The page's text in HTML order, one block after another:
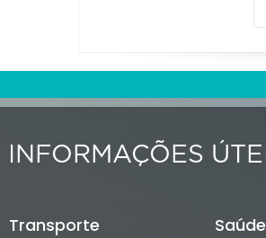
INFORMAÇÕES
Transporte Saúde